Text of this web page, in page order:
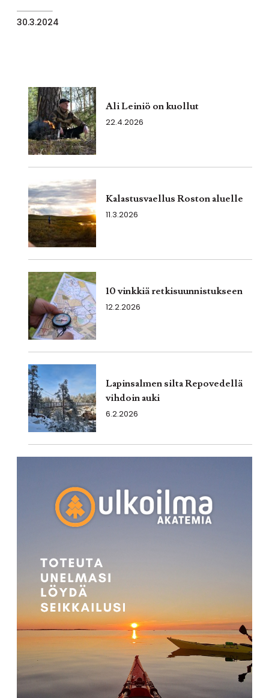
30.3.2024
Ali Leiniö on kuollut
22.4.2026
Kalastusvaellus Roston aluelle
11.3.2026
10 vinkkiä retkisuunnistukseen
12.2.2026
Lapinsalmen silta Repovedellä
vihdoin auki
6.2.2026